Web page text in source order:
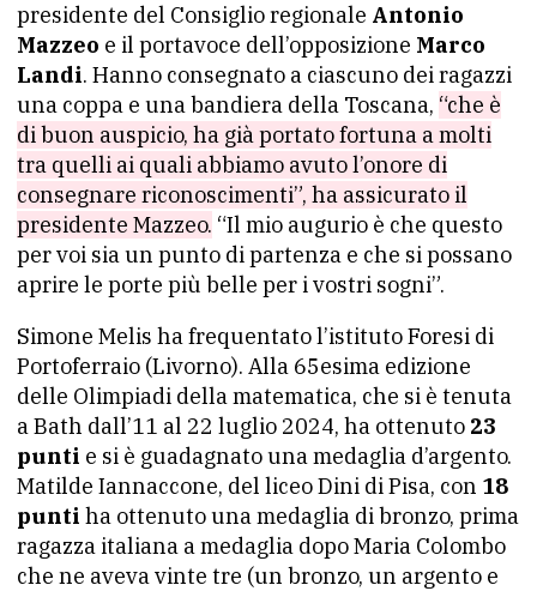
presidente del Consiglio regionale Antonio
Mazzeo e il portavoce dell’opposizione Marco
Landi. Hanno consegnato a ciascuno dei ragazzi
una coppa e una bandiera della Toscana, “che è
di buon auspicio, ha già portato fortuna a molti
tra quelli ai quali abbiamo avuto l’onore di
consegnare riconoscimenti”, ha assicurato il
presidente Mazzeo. “Il mio augurio è che questo
per voi sia un punto di partenza e che si possano
aprire le porte più belle per i vostri sogni”.
Simone Melis ha frequentato l’istituto Foresi di
Portoferraio (Livorno). Alla 65esima edizione
delle Olimpiadi della matematica, che si è tenuta
a Bath dall’11 al 22 luglio 2024, ha ottenuto 23
punti e si è guadagnato una medaglia d’argento.
Matilde Iannaccone, del liceo Dini di Pisa, con 18
punti ha ottenuto una medaglia di bronzo, prima
ragazza italiana a medaglia dopo Maria Colombo
che ne aveva vinte tre (un bronzo, un argento e